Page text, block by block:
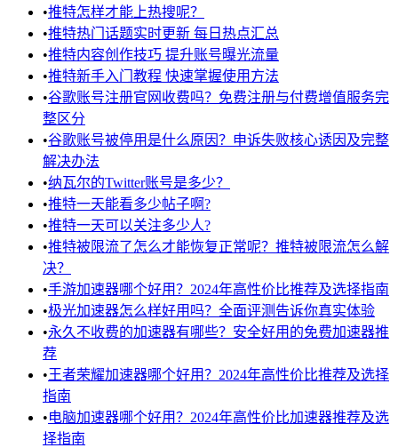
•推特怎样才能上热搜呢？
•推特热门话题实时更新 每日热点汇总
•推特内容创作技巧 提升账号曝光流量
•推特新手入门教程 快速掌握使用方法
•谷歌账号注册官网收费吗？免费注册与付费增值服务完
整区分
•谷歌账号被停用是什么原因？申诉失败核心诱因及完整
解决办法
•纳瓦尔的Twitter账号是多少？
•推特一天能看多少帖子啊?
•推特一天可以关注多少人?
•推特被限流了怎么才能恢复正常呢？推特被限流怎么解
决？
•手游加速器哪个好用？2024年高性价比推荐及选择指南
•极光加速器怎么样好用吗？全面评测告诉你真实体验
•永久不收费的加速器有哪些？安全好用的免费加速器推
荐
•王者荣耀加速器哪个好用？2024年高性价比推荐及选择
指南
•电脑加速器哪个好用？2024年高性价比加速器推荐及选
择指南